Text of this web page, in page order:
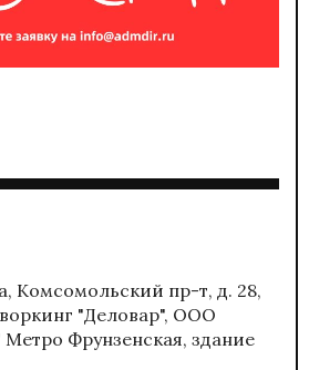
Комсомольский пр-т, д. 28,
"Деловар", ООО
Фрунзенская, здание